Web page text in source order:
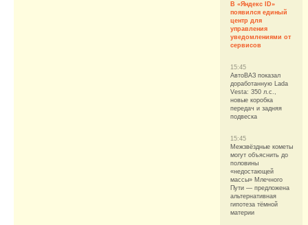
В «Яндекс ID»
появился единый
центр для
управления
уведомлениями от
сервисов
15:45
АвтоВАЗ показал
доработанную Lada
Vesta: 350 л.с.,
новые коробка
передач и задняя
подвеска
15:45
Межзвёздные кометы
могут объяснить до
половины
«недостающей
массы» Млечного
Пути — предложена
альтернативная
гипотеза тёмной
материи